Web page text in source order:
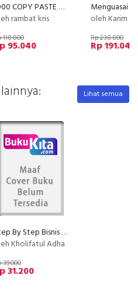
1000 COPY PASTE SCALE UP
rambat kris
118.800
95.040
oleh Karim
Rp 238.800
Rp 191.040
Lihat semua
Step By Step Bisnis Tour & Travel
Kholifatul Adha
39.000
31.200